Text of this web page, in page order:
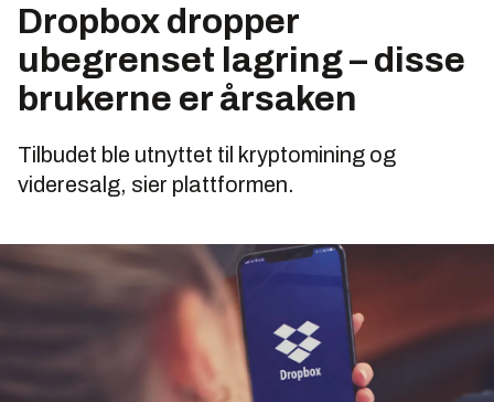
Dropbox dropper
ubegrenset lagring – disse
brukerne er årsaken
Tilbudet ble utnyttet til kryptomining og
videresalg, sier plattformen.